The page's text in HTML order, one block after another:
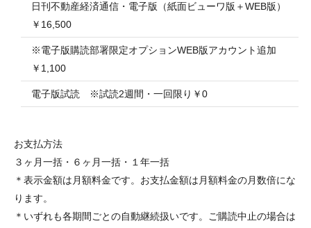
日刊不動産経済通信・電子版（紙面ビューワ版＋WEB版）
￥16,500
※電子版購読部署限定オプションWEB版アカウント追加
￥1,100
電子版試読 ※試読2週間・一回限り￥0
お支払方法
３ヶ月一括・６ヶ月一括・１年一括
＊表示金額は月額料金です。お支払金額は月額料金の月数倍にな
ります。
＊いずれも各期間ごとの自動継続扱いです。ご購読中止の場合は